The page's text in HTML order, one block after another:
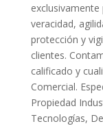
veracidad,
protección y
clientes.
calificado y
Comercial.
Propiedad
Tecnologías,